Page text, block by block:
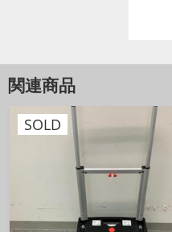
関連商品
SOLD